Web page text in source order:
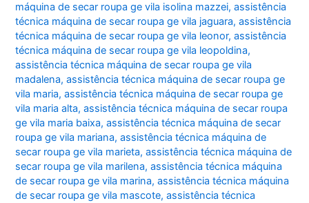
máquina de secar roupa ge vila isolina mazzei,assistência
técnica máquina de secar roupa ge vila jaguara,assistência
técnica máquina de secar roupa ge vila leonor,assistência
técnica máquina de secar roupa ge vila leopoldina,
assistência técnica máquina de secar roupa ge vila
madalena,assistência técnica máquina de secar roupa ge
vila maria,assistência técnica máquina de secar roupa ge
vila maria alta,assistência técnica máquina de secar roupa
ge vila maria baixa,assistência técnica máquina de secar
roupa ge vila mariana,assistência técnica máquina de
secar roupa ge vila marieta,assistência técnica máquina de
secar roupa ge vila marilena,assistência técnica máquina
de secar roupa ge vila marina,assistência técnica máquina
de secar roupa ge vila mascote,assistência técnica